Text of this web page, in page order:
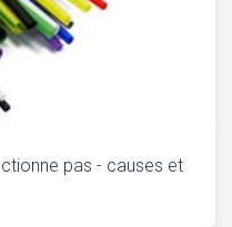
pas - causes et